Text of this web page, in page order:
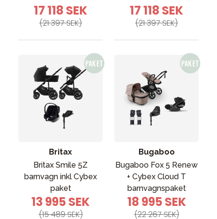
17 118 SEK
(21 397 SEK)
17 118 SEK
(21 397 SEK)
Britax
Britax Smile 5Z
barnvagn inkl Cybex
paket
13 995 SEK
(15 489 SEK)
Bugaboo
Bugaboo Fox 5 Renew
+ Cybex Cloud T
barnvagnspaket
18 995 SEK
(22 267 SEK)